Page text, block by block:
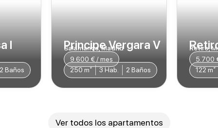
I
2 Baños
Principe Vergara V
Salamanca, Madrid
9.600 € / mes
250 m²
3 Hab. 2 Baños
Retiro,
5.700
122 m²
Ver todos los apartamentos